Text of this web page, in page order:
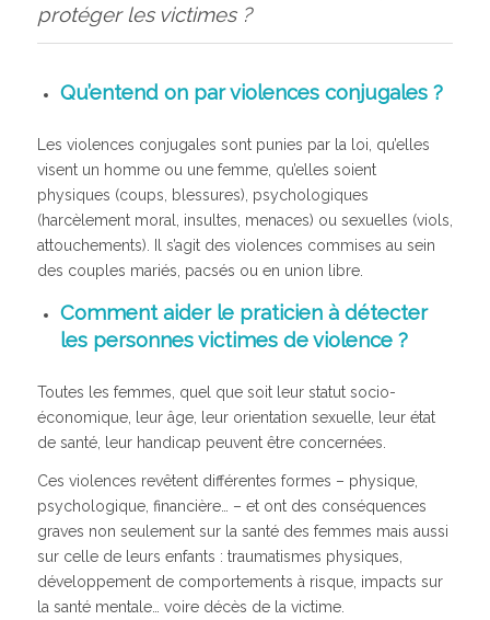
protéger les victimes ?
Qu’entend on par violences conjugales ?
Les violences conjugales sont punies par la loi, qu’elles
visent un homme ou une femme, qu’elles soient
physiques (coups, blessures), psychologiques
(harcèlement moral, insultes, menaces) ou sexuelles (viols,
attouchements). Il s’agit des violences commises au sein
des couples mariés, pacsés ou en union libre.
Comment aider le praticien à détecter
les personnes victimes de violence ?
Toutes les femmes, quel que soit leur statut socio-
économique, leur âge, leur orientation sexuelle, leur état
de santé, leur handicap peuvent être concernées.
Ces violences revêtent différentes formes – physique,
psychologique, financière… – et ont des conséquences
graves non seulement sur la santé des femmes mais aussi
sur celle de leurs enfants : traumatismes physiques,
développement de comportements à risque, impacts sur
la santé mentale… voire décès de la victime.